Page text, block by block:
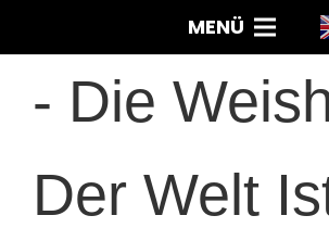
MENÜ
- Die
Der Welt